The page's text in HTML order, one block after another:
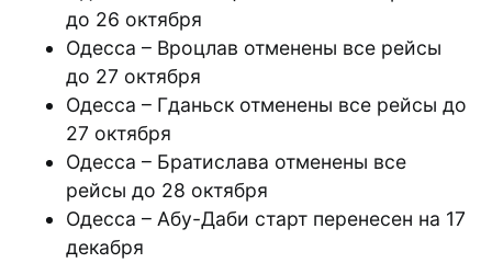
до 26 октября
Одесса – Вроцлав отменены все рейсы
до 27 октября
Одесса – Гданьск отменены все рейсы до
27 октября
Одесса – Братислава отменены все
рейсы до 28 октября
Одесса – Абу-Даби старт перенесен на 17
декабря